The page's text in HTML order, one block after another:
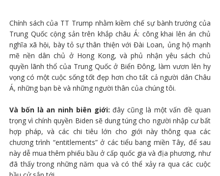
Chính sách của TT Trump nhằm kiềm chế sự bành trướng của
Trung Quốc cộng sản trên khắp châu Á: công khai lên án chủ
nghĩa xã hội, bày tỏ sự thân thiện với Đài Loan, ủng hộ mạnh
mẽ nền dân chủ ở Hong Kong, và phủ nhận yêu sách chủ
quyền lãnh thổ của Trung Quốc ở Biển Đông, làm vươn lên hy
vọng có một cuộc sống tốt đẹp hơn cho tất cả người dân Châu
Á, những bạn bè và những người thân của chúng tôi.
Và bốn là an ninh biên giới: đây cũng là một vấn đề quan
trọng vì chính quyền Biden sẽ dung túng cho người nhập cư bất
hợp pháp, và các chi tiêu lớn cho giới này thông qua các
chương trình “entitlements” ở các tiểu bang miền Tây, để sau
này dễ mua thêm phiếu bầu ở cấp quốc gia và địa phương, như
đã thấy trong những năm qua và có thể xảy ra qua các cuộc